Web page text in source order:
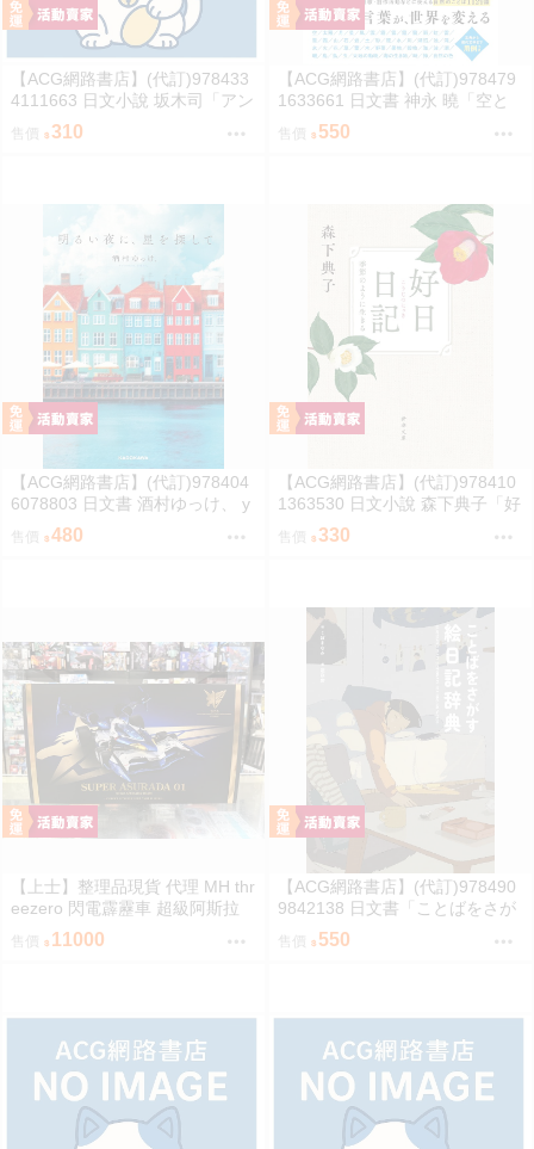
【ACG網路書店】(代訂)978433
4111663 日文小說 坂木司「アン
と幸福」
310
【ACG網路書店】(代訂)978479
1633661 日文書 神永 曉「空と
海と大地の言葉辞典」
550
【ACG網路書店】(代訂)978404
6078803 日文書 酒村ゆっけ、 y
ukke sakamura「明るい夜に、
星を探して」
售價 480
【ACG網路書店】(代訂)978410
1363530 日文小說 森下典子「好
日日記：季節のように生きる」
售價 330
【上士】整理品現貨 代理 MH thr
eezero 閃電霹靂車 超級阿斯拉
完全變形 無壓克力盒 請詳閱內文
售價 11000
【ACG網路書店】(代訂)978490
9842138 日文書「ことばをさが
す絵日記辞典」YUEISHA DICTI
ONARY
售價 550